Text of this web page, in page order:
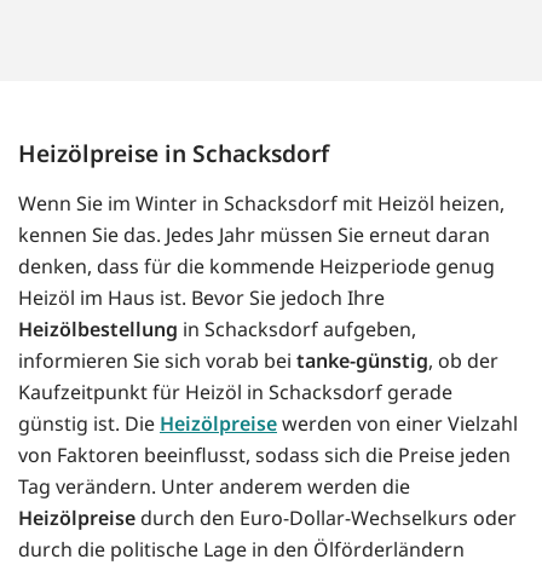
Heizölpreise in Schacksdorf
Wenn Sie im Winter in Schacksdorf mit Heizöl heizen,
kennen Sie das. Jedes Jahr müssen Sie erneut daran
denken, dass für die kommende Heizperiode genug
Heizöl im Haus ist. Bevor Sie jedoch Ihre
Heizölbestellung in Schacksdorf aufgeben,
informieren Sie sich vorab bei tanke-günstig, ob der
Kaufzeitpunkt für Heizöl in Schacksdorf gerade
günstig ist. Die Heizölpreisewerden von einer Vielzahl
von Faktoren beeinflusst, sodass sich die Preise jeden
Tag verändern. Unter anderem werden die
Heizölpreise durch den Euro-Dollar-Wechselkurs oder
durch die politische Lage in den Ölförderländern